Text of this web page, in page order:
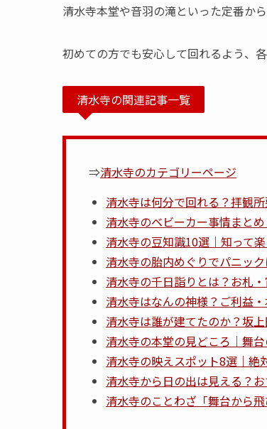
清水寺本堂や音羽の滝といった定番か
初めての方でも安心して回れるよう、
清水寺の関連記事一覧
⇒清水寺のカテゴリーページ
清水寺は何分で回れる？拝観
清水寺のベビーカー事情まと
清水寺の豆知識10選｜知って
清水寺の胎内めぐりでパニッ
清水寺の千日詣りとは？お札
清水寺はなんの神様？ご利益
清水寺は誰が建てたのか？坂
清水寺の本堂の見どころ｜舞
清水寺の映えスポット8選｜絶
清水寺から日の出は見える？
清水寺のことわざ「舞台から